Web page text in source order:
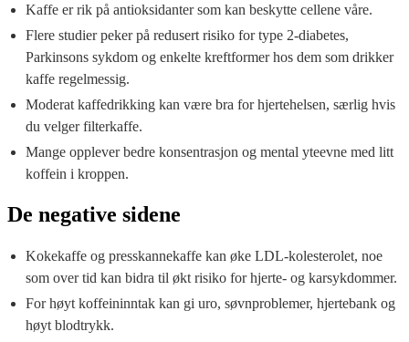
Kaffe er rik på antioksidanter som kan beskytte cellene våre.
Flere studier peker på redusert risiko for type 2-diabetes,
Parkinsons sykdom og enkelte kreftformer hos dem som drikker
kaffe regelmessig.
Moderat kaffedrikking kan være bra for hjertehelsen, særlig hvis
du velger filterkaffe.
Mange opplever bedre konsentrasjon og mental yteevne med litt
koffein i kroppen.
De negative sidene
Kokekaffe og presskannekaffe kan øke LDL-kolesterolet, noe
som over tid kan bidra til økt risiko for hjerte- og karsykdommer.
For høyt koffeininntak kan gi uro, søvnproblemer, hjertebank og
høyt blodtrykk.